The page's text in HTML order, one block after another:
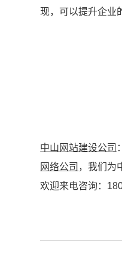
现，可以提升企业
中山网站建设公司
网络公司 ，我们为
欢迎来电咨询：